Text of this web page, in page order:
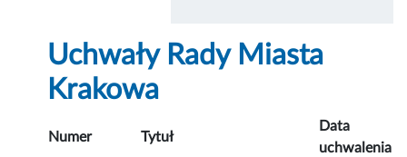
Uchwały Rady Miasta
Krakowa
Numer Tytuł
Data
uchwalenia